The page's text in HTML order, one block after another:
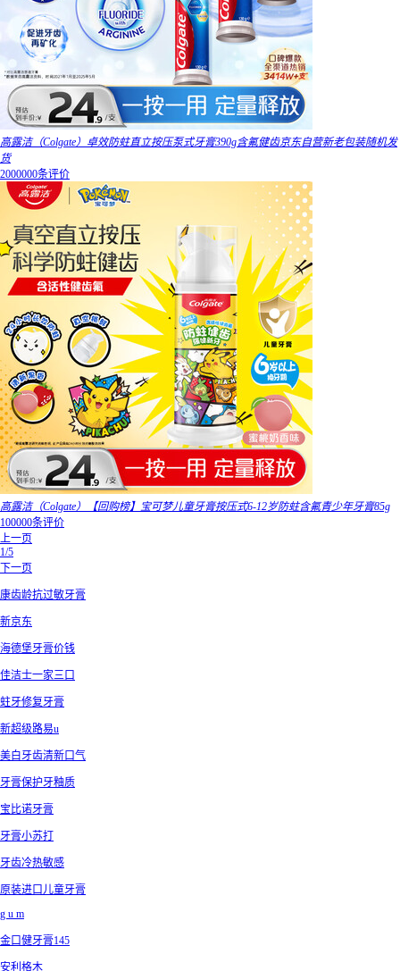
高露洁（Colgate）卓效防蛀直立按压泵式牙膏390g含氟健齿京东自营新老包装随机发
货
2000000条评价
高露洁（Colgate）【回购榜】宝可梦儿童牙膏按压式6-12岁防蛀含氟青少年牙膏85g
100000条评价
上一页
1/5
下一页
康齿龄抗过敏牙膏
新京东
海德堡牙膏价钱
佳洁士一家三口
蛀牙修复牙膏
新超级路易u
美白牙齿清新口气
牙膏保护牙釉质
宝比诺牙膏
牙膏小苏打
牙齿冷热敏感
原装进口儿童牙膏
g u m
金口健牙膏145
安利格木